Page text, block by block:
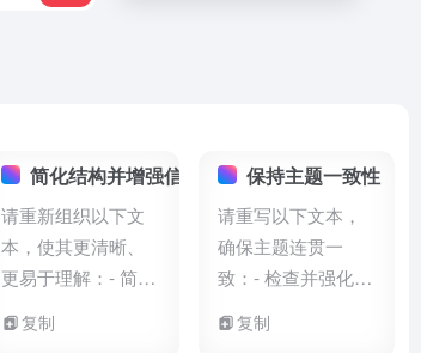
简化结构并增强信息清晰度
请重新组织以下文
本，使其更清晰、
更易于理解：- 简化
长段落分解为更
复制
保持主题一致性
请重写以下文本，
确保主题连贯一
致：- 检查并强化中
保每个段落都服务
复制